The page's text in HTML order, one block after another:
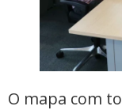
O mapa com